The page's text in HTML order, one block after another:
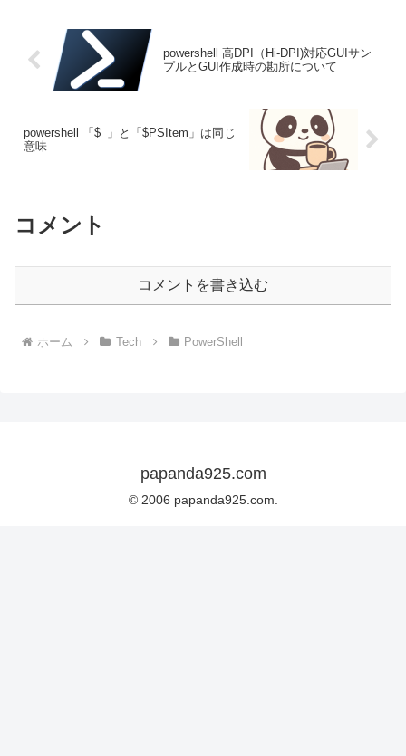
powershell 高DPI（Hi-DPI)対応GUIサン
プルとGUI作成時の勘所について
powershell 「$_」と「$PSItem」は同じ
意味
コメント
コメントを書き込む
ホーム Tech PowerShell
papanda925.com
© 2006 papanda925.com.